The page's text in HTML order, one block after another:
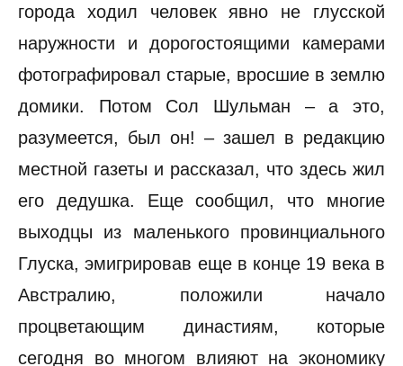
города ходил человек явно не глусской
наружности и дорогостоящими камерами
фотографировал старые, вросшие в землю
домики. Потом Сол Шульман – а это,
разумеется, был он! – зашел в редакцию
местной газеты и рассказал, что здесь жил
его дедушка. Еще сообщил, что многие
выходцы из маленького провинциального
Глуска, эмигрировав еще в конце 19 века в
Австралию, положили начало
процветающим династиям, которые
сегодня во многом влияют на экономику